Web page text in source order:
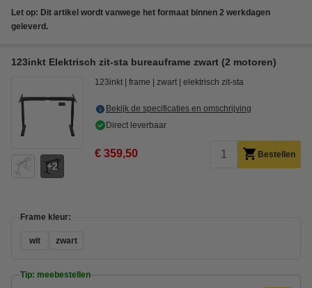
Let op: Dit artikel wordt vanwege het formaat binnen 2 werkdagen
geleverd.
123inkt Elektrisch zit-sta bureauframe zwart (2 motoren)
2
123inkt frame zwart elektrisch zit-sta
Bekijk de specificaties en omschrijving
Direct leverbaar
€ 359,50 Bestellen
Frame kleur:
wit zwart
Tip: meebestellen